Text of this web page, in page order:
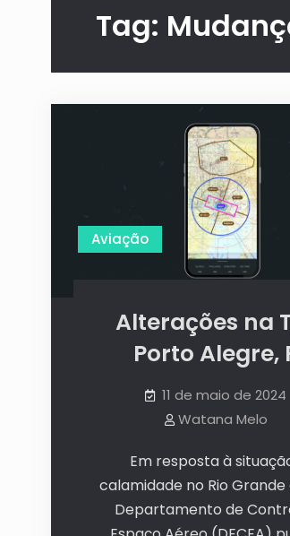
Tag:
Aviação
Alterações na
Porto Alegre,
11 de maio de 2024
Watana Melo
Em resposta à
calamidade no Rio Grande
Departamento de